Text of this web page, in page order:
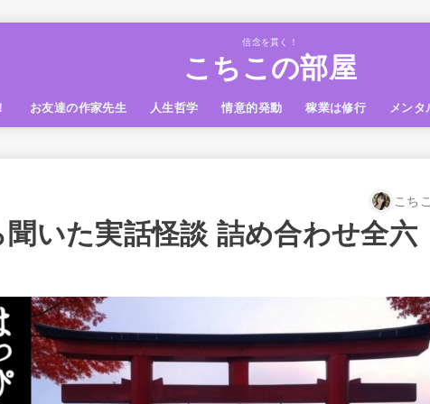
信念を貫く！
こちこの部屋
お友達の作家先生 人生哲学 情意的発動 稼業は修行 メン
こちこ
いた実話怪談 詰め合わせ全六